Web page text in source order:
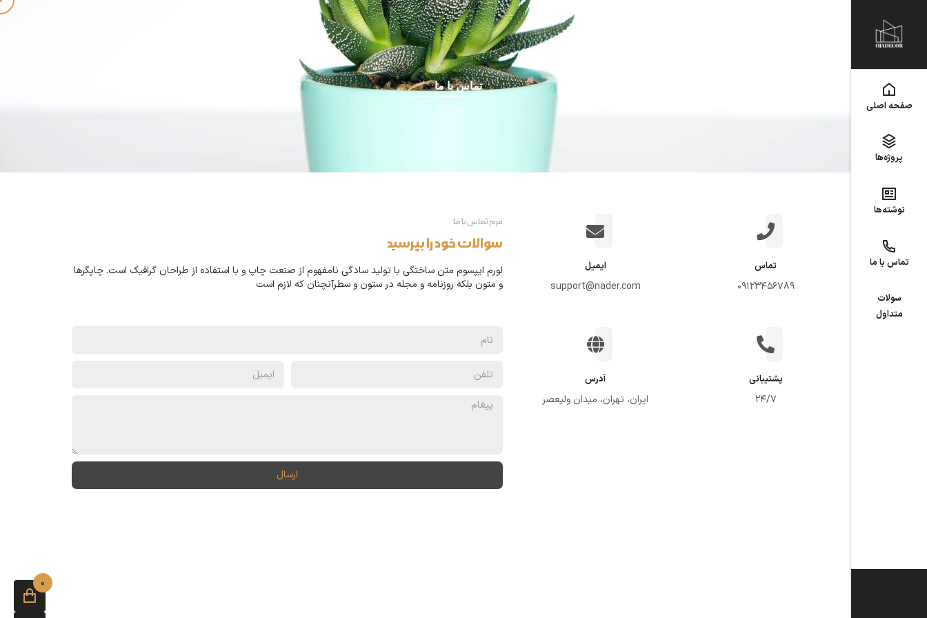
صفحه اصلی
پروژه‌ها
نوشته‌ها
تماس با ما
سولات
متداول
تماس با ما
تماس
09123456789
ایمیل
support@nader.com
پشتیبانی
24/7
آدرس
ایران، تهران، میدان ولیعصر
فرم تماس با ما
سوالات خود را بپرسید
لورم ایپسوم متن ساختگی با تولید سادگی نامفهوم از صنعت چاپ و با استفاده از طراحان گرافیک است. چاپگرها
و متون بلکه روزنامه و مجله در ستون و سطرآنچنان که لازم است
ارسال
0